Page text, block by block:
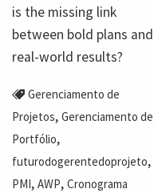
is the missing link
between bold plans and
real-world results?
Gerenciamento de
Projetos, Gerenciamento de
Portfólio,
futurodogerentedoprojeto,
PMI, AWP, Cronograma